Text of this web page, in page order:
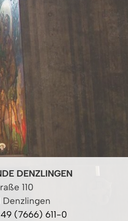
DENZLINGEN
110
Denzlingen
(7666) 611-0